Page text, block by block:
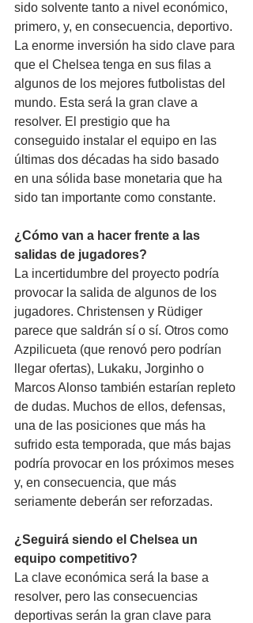
sido solvente tanto a nivel económico,
primero, y, en consecuencia, deportivo.
La enorme inversión ha sido clave para
que el Chelsea tenga en sus filas a
algunos de los mejores futbolistas del
mundo. Esta será la gran clave a
resolver. El prestigio que ha
conseguido instalar el equipo en las
últimas dos décadas ha sido basado
en una sólida base monetaria que ha
sido tan importante como constante.
¿Cómo van a hacer frente a las
salidas de jugadores?
La incertidumbre del proyecto podría
provocar la salida de algunos de los
jugadores. Christensen y Rüdiger
parece que saldrán sí o sí. Otros como
Azpilicueta (que renovó pero podrían
llegar ofertas), Lukaku, Jorginho o
Marcos Alonso también estarían repleto
de dudas. Muchos de ellos, defensas,
una de las posiciones que más ha
sufrido esta temporada, que más bajas
podría provocar en los próximos meses
y, en consecuencia, que más
seriamente deberán ser reforzadas.
¿Seguirá siendo el Chelsea un
equipo competitivo?
La clave económica será la base a
resolver, pero las consecuencias
deportivas serán la gran clave para